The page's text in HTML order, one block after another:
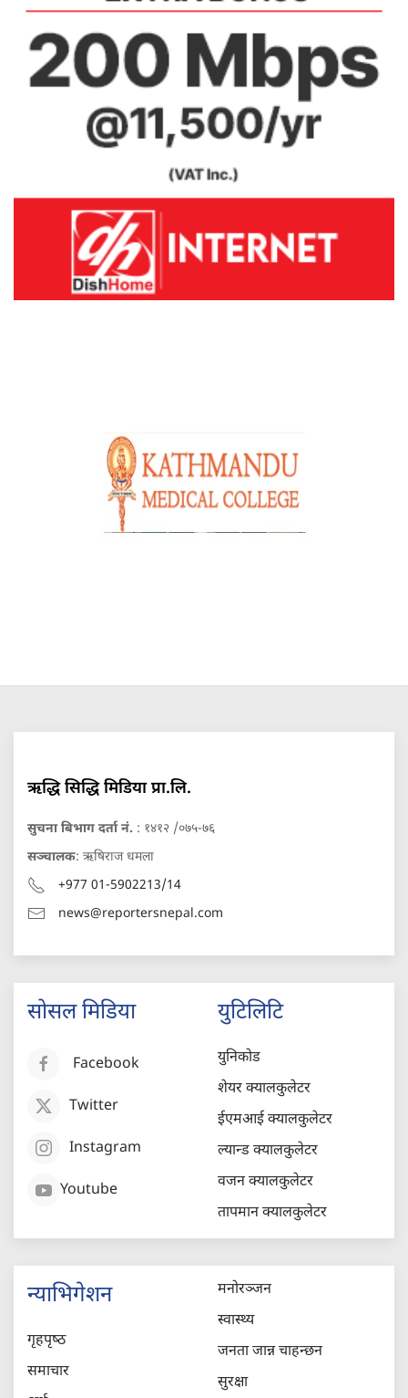
ऋद्धि सिद्धि मिडिया प्रा.लि.
सुचना बिभाग दर्ता नं. : १४१२ /०७५-७६
सञ्चालक: ऋषिराज धमला
+977 01-5902213/14
news@reportersnepal.com
सोसल मिडिया
Facebook
Twitter
Instagram
Youtube
युटिलिटि
युनिकोड
शेयर क्यालकुलेटर
ईएमआई क्यालकुलेटर
ल्यान्ड क्यालकुलेटर
वजन क्यालकुलेटर
तापमान क्यालकुलेटर
न्याभिगेशन
गृहपृष्‍ठ
समाचार
मनोरञ्जन
स्वास्थ्य
जनता जान्न चाहन्छन
सुरक्षा